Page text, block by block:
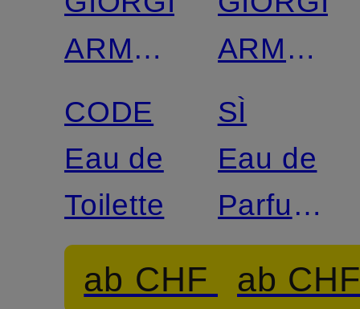
ARMANI
BEAUTY
CODE
Eau de
Toilette
ab CHF 70
ARMANI
BEAUTY
SÌ
Eau de
Parfum
Intense
ab